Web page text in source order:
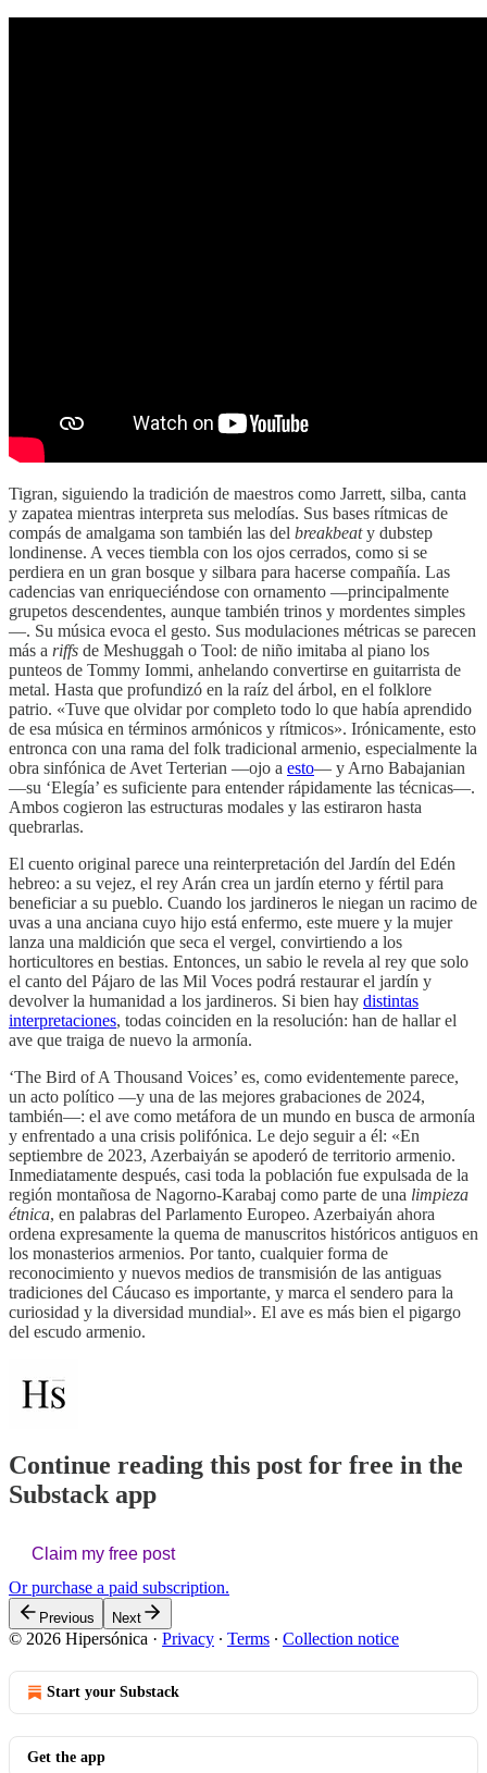
Tigran, siguiendo la tradición de maestros como Jarrett, silba, canta
y zapatea mientras interpreta sus melodías. Sus bases rítmicas de
compás de amalgama son también las del breakbeaty dubstep
londinense. A veces tiembla con los ojos cerrados, como si se
perdiera en un gran bosque y silbara para hacerse compañía. Las
cadencias van enriqueciéndose con ornamento —principalmente
grupetos descendentes, aunque también trinos y mordentes simples
—. Su música evoca el gesto. Sus modulaciones métricas se parecen
más a riffs de Meshuggah o Tool: de niño imitaba al piano los
punteos de Tommy Iommi, anhelando convertirse en guitarrista de
metal. Hasta que profundizó en la raíz del árbol, en el folklore
patrio. «Tuve que olvidar por completo todo lo que había aprendido
de esa música en términos armónicos y rítmicos». Irónicamente, esto
entronca con una rama del folk tradicional armenio, especialmente la
obra sinfónica de Avet Terterian —ojo a esto— y Arno Babajanian
—su ‘Elegía’ es suficiente para entender rápidamente las técnicas—.
Ambos cogieron las estructuras modales y las estiraron hasta
quebrarlas.
El cuento original parece una reinterpretación del Jardín del Edén
hebreo: a su vejez, el rey Arán crea un jardín eterno y fértil para
beneficiar a su pueblo. Cuando los jardineros le niegan un racimo de
uvas a una anciana cuyo hijo está enfermo, este muere y la mujer
lanza una maldición que seca el vergel, convirtiendo a los
horticultores en bestias. Entonces, un sabio le revela al rey que solo
el canto del Pájaro de las Mil Voces podrá restaurar el jardín y
devolver la humanidad a los jardineros. Si bien hay distintas
interpretaciones, todas coinciden en la resolución: han de hallar el
ave que traiga de nuevo la armonía.
‘The Bird of A Thousand Voices’ es, como evidentemente parece,
un acto político —y una de las mejores grabaciones de 2024,
también—: el ave como metáfora de un mundo en busca de armonía
y enfrentado a una crisis polifónica. Le dejo seguir a él: «En
septiembre de 2023, Azerbaiyán se apoderó de territorio armenio.
Inmediatamente después, casi toda la población fue expulsada de la
región montañosa de Nagorno-Karabaj como parte de una limpieza
étnica, en palabras del Parlamento Europeo. Azerbaiyán ahora
ordena expresamente la quema de manuscritos históricos antiguos en
los monasterios armenios. Por tanto, cualquier forma de
reconocimiento y nuevos medios de transmisión de las antiguas
tradiciones del Cáucaso es importante, y marca el sendero para la
curiosidad y la diversidad mundial». El ave es más bien el pigargo
del escudo armenio.
Continue reading this post for free in the
Substack app
Claim my free post
Or purchase a paid subscription.
Previous Next
© 2026 Hipersónica · Privacy ∙ Terms ∙ Collection notice
Start your Substack
Get the app